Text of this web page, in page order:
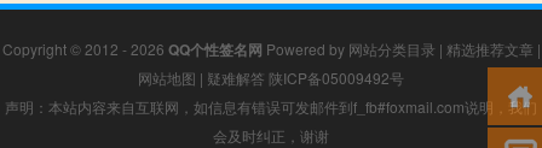
Copyright © 2012 - 2026 QQ个性签名网 Powered by 网站分类目录 | 精选推荐文章 |
网站地图 | 疑难解答 陕ICP备05009492号
声明：本站内容来自互联网，如信息有错误可发邮件到f_fb#foxmail.com说明，我们
会及时纠正，谢谢